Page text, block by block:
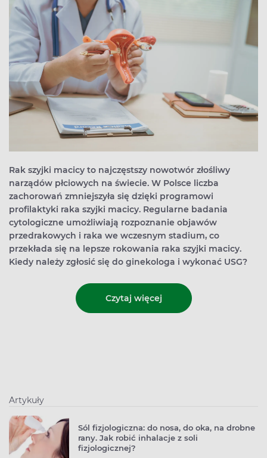
Rak szyjki macicy to najczęstszy nowotwór złośliwy
narządów płciowych na świecie. W Polsce liczba
zachorowań zmniejszyła się dzięki programowi
profilaktyki raka szyjki macicy. Regularne badania
cytologiczne umożliwiają rozpoznanie objawów
przedrakowych i raka we wczesnym stadium, co
przekłada się na lepsze rokowania raka szyjki macicy.
Kiedy należy zgłosić się do ginekologa i wykonać USG?
Czytaj więcej
Artykuły
Sól fizjologiczna: do nosa, do oka, na drobne
rany. Jak robić inhalacje z soli
fizjologicznej?